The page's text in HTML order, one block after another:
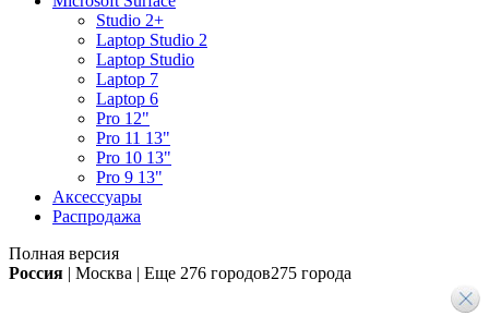
Studio 2+
Laptop Studio 2
Laptop Studio
Laptop 7
Laptop 6
Pro 12"
Pro 11 13"
Pro 10 13"
Pro 9 13"
Аксессуары
Распродажа
Полная версия
Россия | Москва | Еще 276 городов275 города